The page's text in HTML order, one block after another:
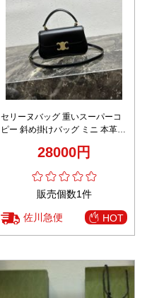
セリーヌバッグ 重いスーパーコ
ピー 斜め掛けバッグ ミニ 本革
28000円
販売個数1件
佐川急便 HOT